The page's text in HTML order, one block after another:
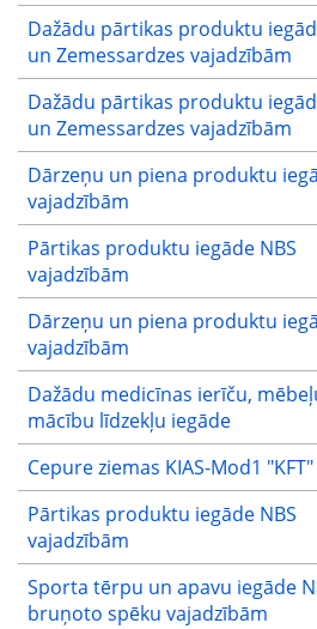
Dažādu pārtikas produktu
un Zemessardzes vajadzībām
Dažādu pārtikas produktu
un Zemessardzes vajadzībām
Dārzeņu un piena produktu
vajadzībām
Pārtikas produktu iegāde NBS
vajadzībām
Dārzeņu un piena produktu
vajadzībām
Dažādu medicīnas ierīču,
mācību līdzekļu iegāde
Cepure ziemas KIAS-Mod1
Pārtikas produktu iegāde NBS
vajadzībām
Sporta tērpu un apavu iegāde
bruņoto spēku vajadzībām